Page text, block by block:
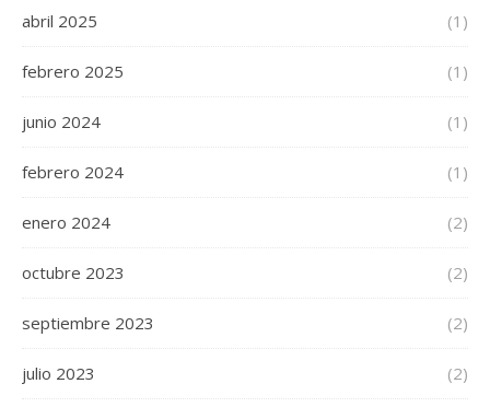
abril 2025 (1)
febrero 2025 (1)
junio 2024 (1)
febrero 2024 (1)
enero 2024 (2)
octubre 2023 (2)
septiembre 2023 (2)
julio 2023 (2)